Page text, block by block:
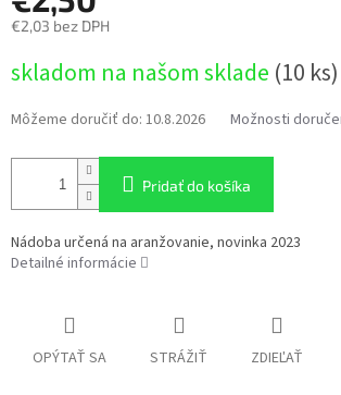
€2,03 bez DPH
cena:
skladom na našom sklade (10 ks)
Môžeme doručiť do: 10.8.2026 Možnosti
Pridať do košíka
Nádoba určená na aranžovanie, novinka 2023
Detailné informácie
OPÝTAŤ SA STRÁŽIŤ ZDIEĽAŤ